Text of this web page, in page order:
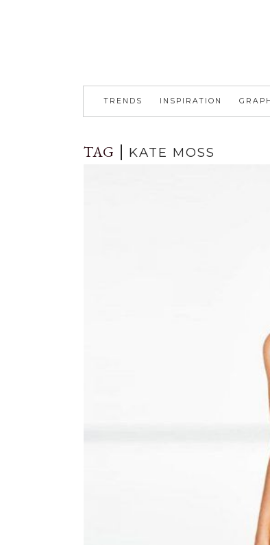
TRENDS INSPIRATION
TAG KATE MOSS